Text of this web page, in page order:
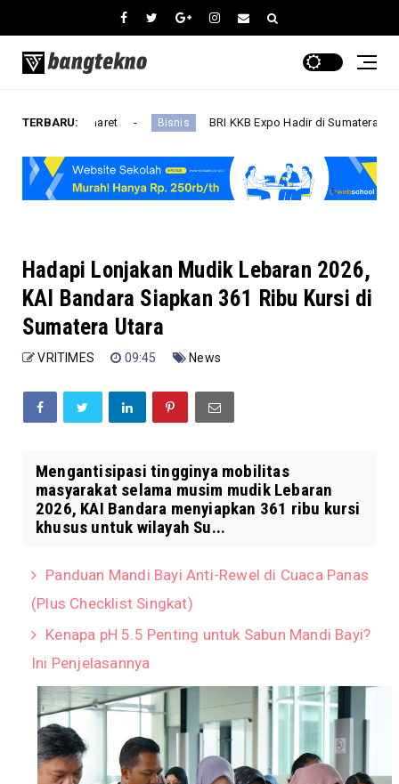
TERBARU: Bisnis BRI KKB Expo Hadir di Sumatera Utara, BRI
Hadapi Lonjakan Mudik Lebaran 2026,
KAI Bandara Siapkan 361 Ribu Kursi di
Sumatera Utara
VRITIMES 09:45 News
Mengantisipasi tingginya mobilitas
masyarakat selama musim mudik Lebaran
2026, KAI Bandara menyiapkan 361 ribu kursi
khusus untuk wilayah Su...
Panduan Mandi Bayi Anti-Rewel di Cuaca Panas
(Plus Checklist Singkat)
Kenapa pH 5.5 Penting untuk Sabun Mandi Bayi?
Ini Penjelasannya